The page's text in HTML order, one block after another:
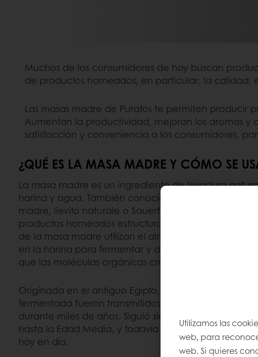
Muchos de los consumidores de hoy buscan
de productos horneados, en particular, la calidad,
Las masas madre de Puratos te permiten
Aumentan la productividad, mejoran los aromas y
satisfacción y conveniencia a los consumidores,
¿QUÉ ES LA MASA MADRE Y CÓMO SE
La masa madre es un ingrediente de levadura
harina y agua. También conocido como iniciador de
madre, lievito naturale o Sauerteig, la masa madre
productos horneados estructura y sabor. Los micro-
de la masa madre utilizan el almidón y minerales
en la harina para fermentar y aumentar el volumen
que las moléculas orgánicas crean los sabores.
Originada en el antiguo Egipto, los métodos y
fermentada fueron transmitidos de generación en
durante miles de años. Siguió siendo la principal
hasta la Edad Media, y todavía es una opción
hoy en día.
Utilizamos las
web, para
web. Si quieres